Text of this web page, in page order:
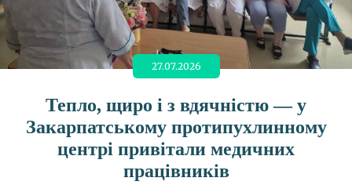
27.07.2026
Тепло, щиро і з вдячністю — у
Закарпатському протипухлинному
центрі привітали медичних
працівників